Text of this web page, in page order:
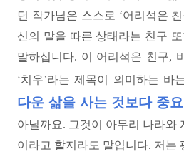
던 작가님은 스스로 ‘어리석은
신의 말을 따른 상태라는 친구 또
말하십니다. 이 어리석은 친구,
‘치우’라는 제목이 의미하는 바
다운 삶을 사는 것보다 중
아닐까요. 그것이 아무리 나라와
이라고 할지라도 말입니다. 저는